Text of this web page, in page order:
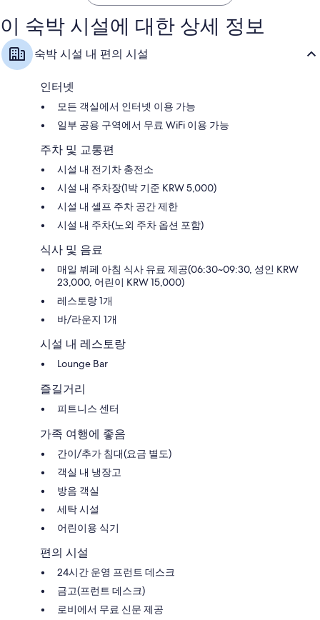
륭
해
요,
이
용
이 숙박 시설에 대한 상세 정보
숙박 시설 내 편의 시설
인터넷
모든 객실에서 인터넷 이용 가능
일부 공용 구역에서 무료 WiFi 이용 가능
주차 및 교통편
시설 내 전기차 충전소
시설 내 주차장(1박 기준 KRW 5,000)
시설 내 셀프 주차 공간 제한
시설 내 주차(노외 주차 옵션 포함)
식사 및 음료
매일 뷔페 아침 식사 유료 제공(06:30~09:30, 성인 KRW
23,000, 어린이 KRW 15,000)
레스토랑 1개
바/라운지 1개
시설 내 레스토랑
Lounge Bar
즐길거리
피트니스 센터
가족 여행에 좋음
간이/추가 침대(요금 별도)
객실 내 냉장고
방음 객실
세탁 시설
어린이용 식기
편의 시설
24시간 운영 프런트 데스크
금고(프런트 데스크)
로비에서 무료 신문 제공